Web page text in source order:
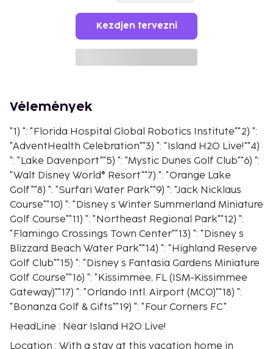
Kezdjen tervezni
Vélemények
"1) ": "Florida Hospital Global Robotics Institute""2) ":
"AdventHealth Celebration""3) ": "Island H2O Live!""4)
": "Lake Davenport""5) ": "Mystic Dunes Golf Club""6) ":
"Walt Disney World® Resort""7) ": "Orange Lake
Golf""8) ": "Surfari Water Park""9) ": "Jack Nicklaus
Course""10) ": "Disney s Winter Summerland Miniature
Golf Course""11) ": "Northeast Regional Park""12) ":
"Flamingo Crossings Town Center""13) ": "Disney s
Blizzard Beach Water Park""14) ": "Highland Reserve
Golf Club""15) ": "Disney s Fantasia Gardens Miniature
Golf Course""16) ": "Kissimmee, FL (ISM-Kissimmee
Gateway)""17) ": "Orlando Intl. Airport (MCO)""18) ":
"Bonanza Golf & Gifts""19) ": "Four Corners FC"
HeadLine : Near Island H2O Live!
Location : With a stay at this vacation home in